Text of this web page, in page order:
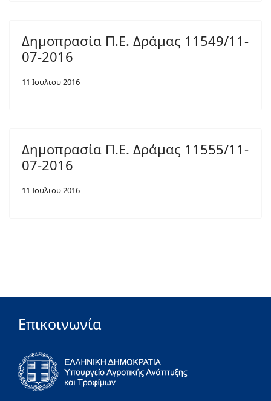
Δημοπρασία Π.Ε. Δράμας 11549/11-
07-2016
11 Ιουλιου 2016
Δημοπρασία Π.Ε. Δράμας 11555/11-
07-2016
11 Ιουλιου 2016
Επικοινωνία